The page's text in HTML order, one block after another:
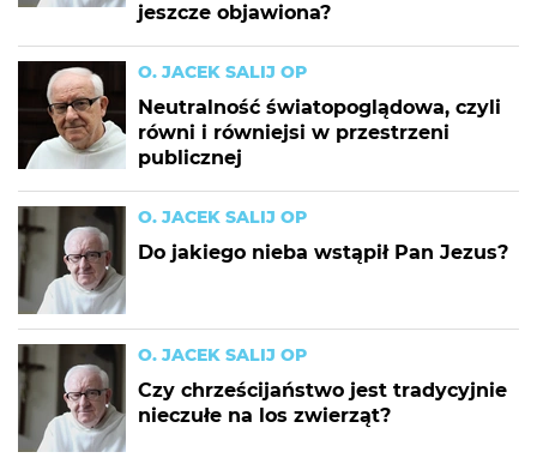
jeszcze objawiona?
O. JACEK SALIJ OP
Neutralność światopoglądowa, czyli
równi i równiejsi w przestrzeni
publicznej
O. JACEK SALIJ OP
Do jakiego nieba wstąpił Pan Jezus?
O. JACEK SALIJ OP
Czy chrześcijaństwo jest tradycyjnie
nieczułe na los zwierząt?